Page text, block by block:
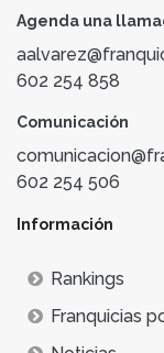
Agenda una
602 254 858
Comunicación
602 254 506
Información
Rankings
Franquicias